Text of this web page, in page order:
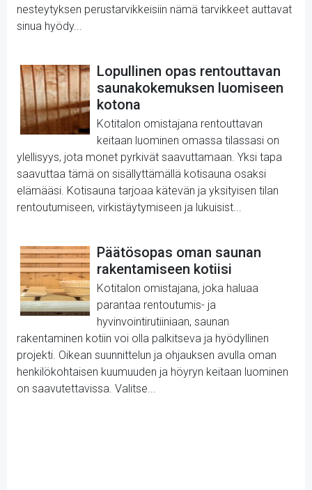
nesteytyksen perustarvikkeisiin nämä tarvikkeet auttavat
sinua hyödy...
Lopullinen opas rentouttavan
saunakokemuksen luomiseen
kotona
Kotitalon omistajana rentouttavan
keitaan luominen omassa tilassasi on
ylellisyys, jota monet pyrkivät saavuttamaan. Yksi tapa
saavuttaa tämä on sisällyttämällä kotisauna osaksi
elämääsi. Kotisauna tarjoaa kätevän ja yksityisen tilan
rentoutumiseen, virkistäytymiseen ja lukuisist...
Päätösopas oman saunan
rakentamiseen kotiisi
Kotitalon omistajana, joka haluaa
parantaa rentoutumis- ja
hyvinvointirutiiniaan, saunan
rakentaminen kotiin voi olla palkitseva ja hyödyllinen
projekti. Oikean suunnittelun ja ohjauksen avulla oman
henkilökohtaisen kuumuuden ja höyryn keitaan luominen
on saavutettavissa. Valitse...